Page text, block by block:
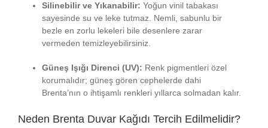
Silinebilir ve Yıkanabilir: Yoğun vinil tabakası
sayesinde su ve leke tutmaz. Nemli, sabunlu bir
bezle en zorlu lekeleri bile desenlere zarar
vermeden temizleyebilirsiniz.
Güneş Işığı Direnci (UV): Renk pigmentleri özel
korumalıdır; güneş gören cephelerde dahi
Brenta’nın o ihtişamlı renkleri yıllarca solmadan kalır.
Neden Brenta Duvar Kağıdı Tercih Edilmelidir?